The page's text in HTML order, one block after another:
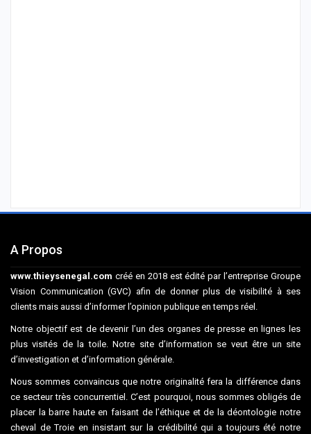
A Propos
www.thieysenegal.com créé en 2018 est édité par l’entreprise Groupe
Vision Communication (GVC) afin de donner plus de visibilité à ses
clients mais aussi d’informer l’opinion publique en temps réel.
Notre objectif est de devenir l’un des organes de presse en lignes les
plus visités de la toile. Notre site d’information se veut être un site
d’investigation et d’information générale.
Nous sommes convaincus que notre originalité fera la différence dans
ce secteur très concurrentiel. C’est pourquoi, nous sommes obligés de
placer la barre haute en faisant de l’éthique et de la déontologie notre
cheval de Troie en insistant sur la crédibilité qui a toujours été notre